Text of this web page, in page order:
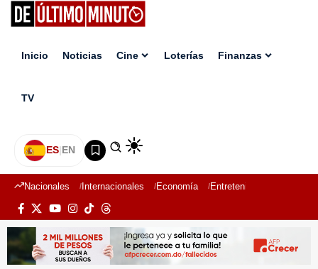
Inicio Noticias Cine Loterías Finanzas
TV
ES|EN
Nacionales Internacionales Economía Entretenimiento